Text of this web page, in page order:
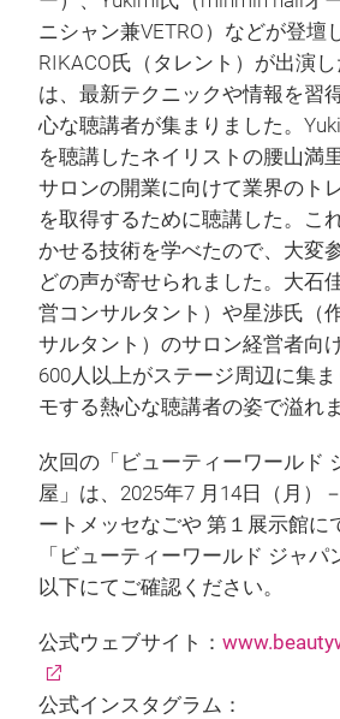
ニシャン兼VETRO）などが登壇
RIKACO氏（タレント）が出演
は、最新テクニックや情報を習
心な聴講者が集まりました。
を聴講したネイリストの腰山満
サロンの開業に向けて業界のト
を取得するために聴講した。こ
かせる技術を学べたので、大変
どの声が寄せられました。大石
営コンサルタント）や星渉氏（
サルタント）のサロン経営者向
600人以上がステージ周辺に集
モする熱心な聴講者の姿で溢れ
次回の「ビューティーワール
屋」は、2025年7 月14日（月）
ートメッセなごや 第１展示館に
「ビューティーワールド ジャ
以下にてご確認ください。
公式ウェブサイト：
公式インスタグラム：